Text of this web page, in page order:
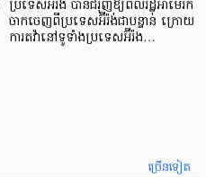
ប្រទេសអ៊ីរ៉ង់ បានជំរុញឱ្យពលរដ្ឋអាម៉េរិក
ចាកចេញពីប្រទេសអ៊ីរ៉ង់ជាបន្ទាន់ ក្រោយ
ការតវ៉ានៅទូទាំងប្រទេសអ៊ីរ៉ង…
ច្រើនទៀត